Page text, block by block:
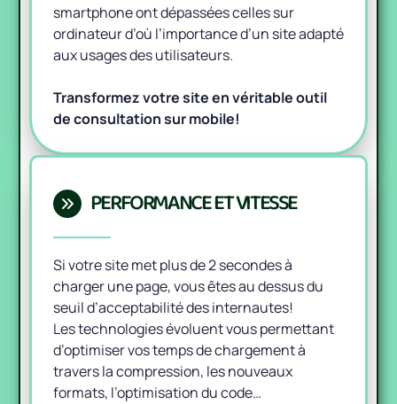
smartphone ont dépassées celles sur
ordinateur d’où l’importance d’un site adapté
aux usages des utilisateurs.
Transformez votre site en véritable outil
de consultation sur mobile!
PERFORMANCE ET VITESSE
Si votre site met plus de 2 secondes à
charger une page, vous êtes au dessus du
seuil d’acceptabilité des internautes!
Les technologies évoluent vous permettant
d’optimiser vos temps de chargement à
travers la compression, les nouveaux
formats, l’optimisation du code…